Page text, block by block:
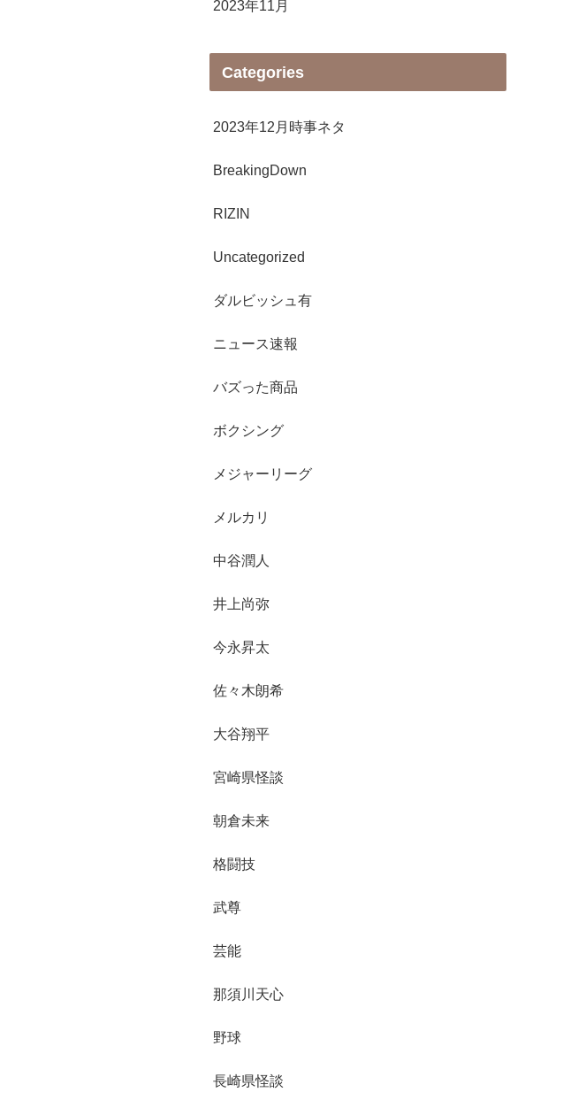
2023年11月
Categories
2023年12月時事ネタ
BreakingDown
RIZIN
Uncategorized
ダルビッシュ有
ニュース速報
バズった商品
ボクシング
メジャーリーグ
メルカリ
中谷潤人
井上尚弥
今永昇太
佐々木朗希
大谷翔平
宮崎県怪談
朝倉未来
格闘技
武尊
芸能
那須川天心
野球
長崎県怪談